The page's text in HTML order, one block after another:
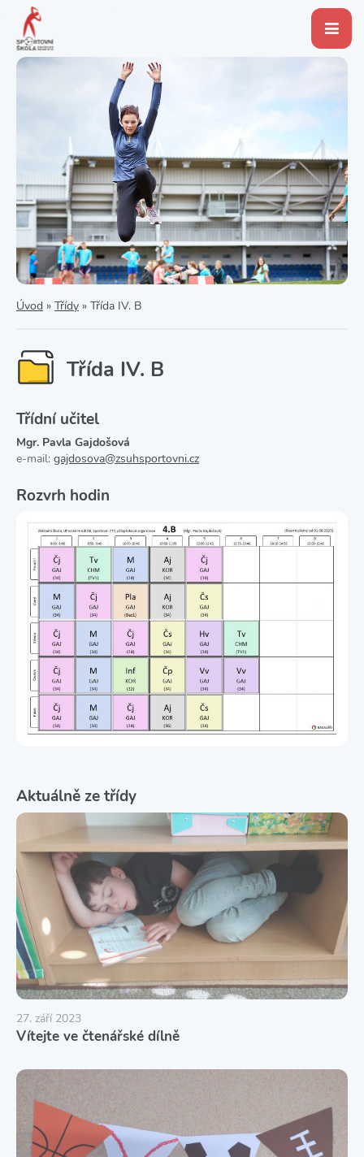
Úvod » Třídy » Třída IV. B
Třída IV. B
Třídní učitel
Mgr. Pavla Gajdošová
e-mail: gajdosova@zsuhsportovni.cz
Rozvrh hodin
Aktuálně ze třídy
27. září 2023
Vítejte ve čtenářské dílně